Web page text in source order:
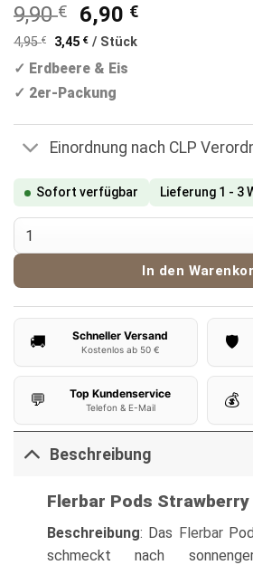
mit5von
5, basierend
auf
9,90€
Ursprünglicher
Preis
war:
9,90 €
6,90 €Aktueller
4,95€ 3,45€ / Stück
✓ Erdbeere & Eis
✓ 2er-Packung
Einordnung nach CLP
Sofort verfügbar Lieferung 1 - 3
Flerbar Pods - Strawberry Ice Menge
In den
🚚 Schneller Versand
Kostenlos ab 50 € 🛡️
💬 Top Kundenservice
Telefon & E-Mail 💰
Beschreibung
Flerbar Pods Strawberry
Beschreibung: Das Flerbar
schmeckt nach